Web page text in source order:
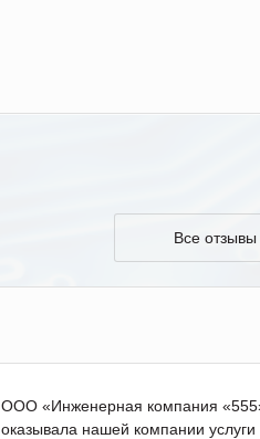
Все отзывы
ООО «Инженерная компания
оказывала нашей компании услуги